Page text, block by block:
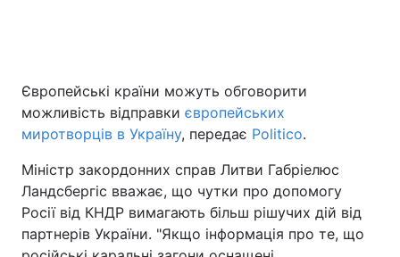
Європейські країни можуть обговорити
можливість відправки європейських
миротворців в Україну, передає Politico.
Міністр закордонних справ Литви Габріелюс
Ландсбергіс вважає, що чутки про допомогу
Росії від КНДР вимагають більш рішучих дій від
партнерів України. "Якщо інформація про те, що